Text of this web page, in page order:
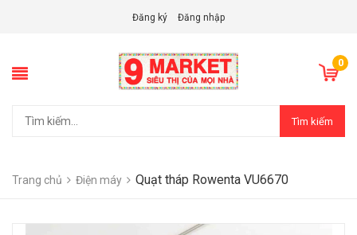
Đăng ký Đăng nhập
0
Tìm kiếm
Trang chủ Điện máy Quạt tháp Rowenta VU6670